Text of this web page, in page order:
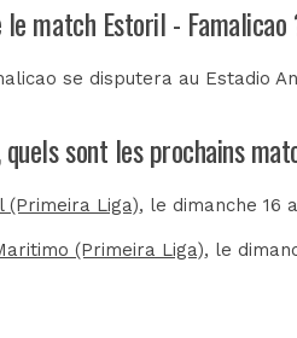
le match Estoril - Famalicao
se disputera au Estadio
sont les prochains
(Primeira Liga), le dimanche 16
(Primeira Liga), le